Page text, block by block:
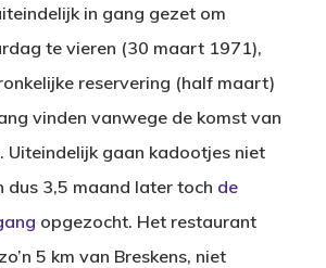
in gang gezet om
te vieren (30 maart 1971),
reservering (half maart)
vinden vanwege de komst van
Uiteindelijk gaan kadootjes niet
dus 3,5 maand later toch de
opgezocht. Het restaurant
5 km van Breskens, niet